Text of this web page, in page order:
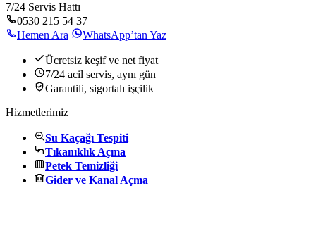
7/24 Servis Hattı
0530 215 54 37
Hemen Ara
WhatsApp’tan Yaz
Ücretsiz keşif ve net fiyat
7/24 acil servis, aynı gün
Garantili, sigortalı işçilik
Hizmetlerimiz
Su Kaçağı Tespiti
Tıkanıklık Açma
Petek Temizliği
Gider ve Kanal Açma